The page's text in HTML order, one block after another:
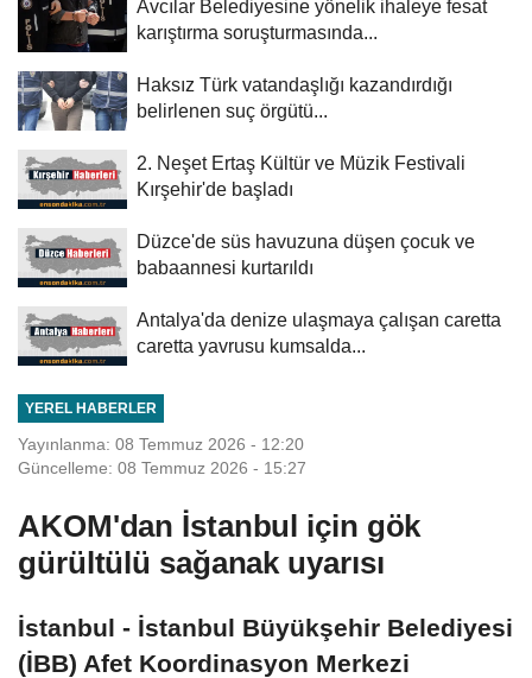
Avcılar Belediyesine yönelik ihaleye fesat
karıştırma soruşturmasında...
Haksız Türk vatandaşlığı kazandırdığı
belirlenen suç örgütü...
2. Neşet Ertaş Kültür ve Müzik Festivali
Kırşehir'de başladı
Düzce'de süs havuzuna düşen çocuk ve
babaannesi kurtarıldı
Antalya'da denize ulaşmaya çalışan caretta
caretta yavrusu kumsalda...
YEREL HABERLER
Yayınlanma: 08 Temmuz 2026 - 12:20
Güncelleme: 08 Temmuz 2026 - 15:27
AKOM'dan İstanbul için gök
gürültülü sağanak uyarısı
İstanbul - İstanbul Büyükşehir Belediyesi
(İBB) Afet Koordinasyon Merkezi